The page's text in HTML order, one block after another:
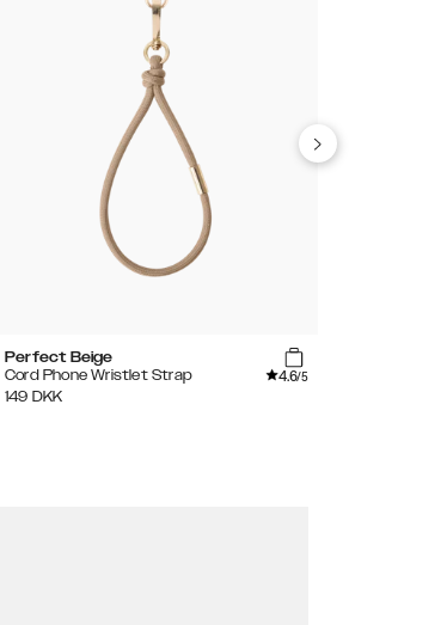
Perfect Beige
Cord Phone Wristlet Strap
4.6/5
149 DKK